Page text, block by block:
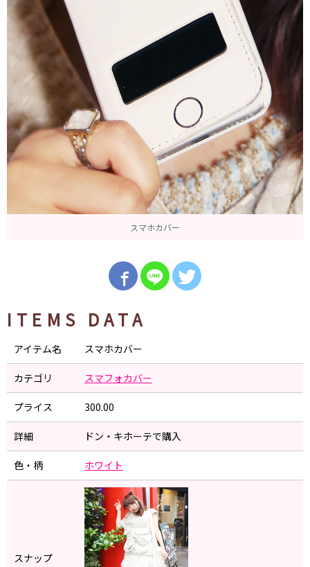
スマホカバー
ITEMS DATA
アイテム名 スマホカバー
カテゴリ スマフォカバー
プライス 300.00
詳細 ドン・キホーテで購入
色・柄 ホワイト
スナップ